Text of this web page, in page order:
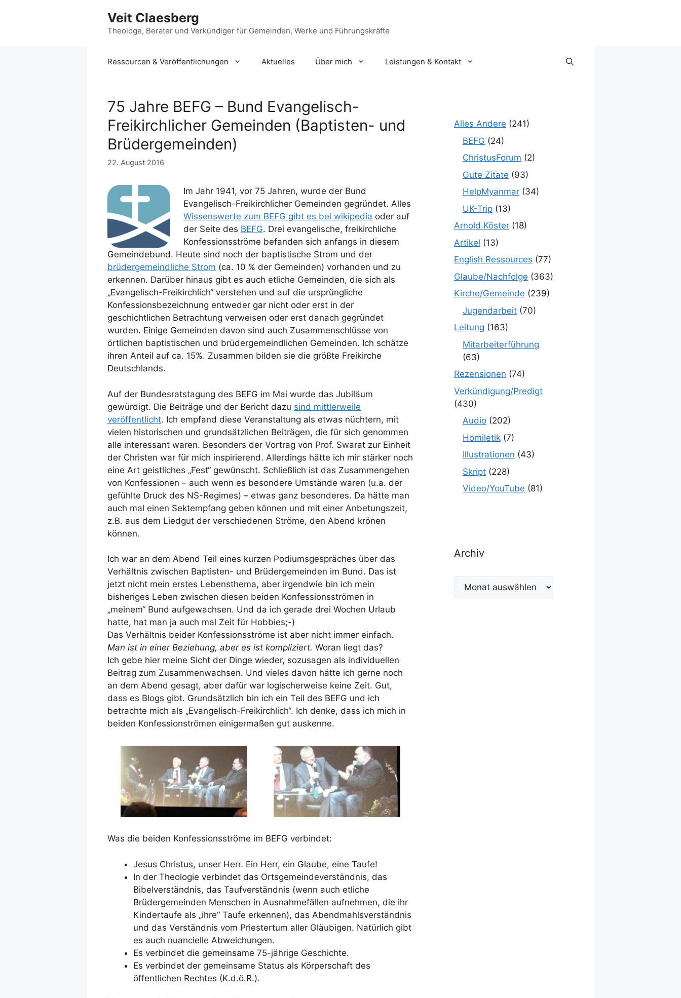
Veit Claesberg
Theologe, Berater und Verkündiger für Gemeinden, Werke und Führungskräfte
Ressourcen & Veröffentlichungen Aktuelles Über mich Leistungen & Kontakt
75 Jahre BEFG – Bund Evangelisch-
Freikirchlicher Gemeinden (Baptisten- und
Brüdergemeinden)
22. August 2016
Im Jahr 1941, vor 75 Jahren, wurde der Bund
Evangelisch-Freikirchlicher Gemeinden gegründet. Alles
Wissenswerte zum BEFG gibt es bei wikipedia oder auf
der Seite des BEFG. Drei evangelische, freikirchliche
Konfessionsströme befanden sich anfangs in diesem
Gemeindebund. Heute sind noch der baptistische Strom und der
brüdergemeindliche Strom (ca. 10 % der Gemeinden) vorhanden und zu
erkennen. Darüber hinaus gibt es auch etliche Gemeinden, die sich als
„Evangelisch-Freikirchlich“ verstehen und auf die ursprüngliche
Konfessionsbezeichnung entweder gar nicht oder erst in der
geschichtlichen Betrachtung verweisen oder erst danach gegründet
wurden. Einige Gemeinden davon sind auch Zusammenschlüsse von
örtlichen baptistischen und brüdergemeindlichen Gemeinden. Ich schätze
ihren Anteil auf ca. 15%. Zusammen bilden sie die größte Freikirche
Deutschlands.
Auf der Bundesratstagung des BEFG im Mai wurde das Jubiläum
gewürdigt. Die Beiträge und der Bericht dazu sind mittlerweile
veröffentlicht. Ich empfand diese Veranstaltung als etwas nüchtern, mit
vielen historischen und grundsätzlichen Beiträgen, die für sich genommen
alle interessant waren. Besonders der Vortrag von Prof. Swarat zur Einheit
der Christen war für mich inspirierend. Allerdings hätte ich mir stärker noch
eine Art geistliches „Fest“ gewünscht. Schließlich ist das Zusammengehen
von Konfessionen – auch wenn es besondere Umstände waren (u.a. der
gefühlte Druck des NS-Regimes) – etwas ganz besonderes. Da hätte man
auch mal einen Sektempfang geben können und mit einer Anbetungszeit,
z.B. aus dem Liedgut der verschiedenen Ströme, den Abend krönen
können.
Ich war an dem Abend Teil eines kurzen Podiumsgespräches über das
Verhältnis zwischen Baptisten- und Brüdergemeinden im Bund. Das ist
jetzt nicht mein erstes Lebensthema, aber irgendwie bin ich mein
bisheriges Leben zwischen diesen beiden Konfessionsströmen in
„meinem“ Bund aufgewachsen. Und da ich gerade drei Wochen Urlaub
hatte, hat man ja auch mal Zeit für Hobbies;-)
Das Verhältnis beider Konfessionsströme ist aber nicht immer einfach.
Man ist in einer Beziehung, aber es ist kompliziert. Woran liegt das?
Ich gebe hier meine Sicht der Dinge wieder, sozusagen als individuellen
Beitrag zum Zusammenwachsen. Und vieles davon hätte ich gerne noch
an dem Abend gesagt, aber dafür war logischerweise keine Zeit. Gut,
dass es Blogs gibt. Grundsätzlich bin ich ein Teil des BEFG und ich
betrachte mich als „Evangelisch-Freikirchlich“. Ich denke, dass ich mich in
beiden Konfessionströmen einigermaßen gut auskenne.
Was die beiden Konfessionsströme im BEFG verbindet:
Jesus Christus, unser Herr. Ein Herr, ein Glaube, eine Taufe!
In der Theologie verbindet das Ortsgemeindeverständnis, das
Bibelverständnis, das Taufverständnis (wenn auch etliche
Brüdergemeinden Menschen in Ausnahmefällen aufnehmen, die ihr
Kindertaufe als „ihre“ Taufe erkennen), das Abendmahlsverständnis
und das Verständnis vom Priestertum aller Gläubigen. Natürlich gibt
es auch nuancielle Abweichungen.
Es verbindet die gemeinsame 75-jährige Geschichte.
Es verbindet der gemeinsame Status als Körperschaft des
öffentlichen Rechtes (K.d.ö.R.).
Alles Andere (241)
BEFG (24)
ChristusForum (2)
Gute Zitate (93)
HelpMyanmar (34)
UK-Trip (13)
Arnold Köster (18)
Artikel (13)
English Ressources (77)
Glaube/Nachfolge (363)
Kirche/Gemeinde (239)
Jugendarbeit (70)
Leitung (163)
Mitarbeiterführung
(63)
Rezensionen (74)
Verkündigung/Predigt
(430)
Audio (202)
Homiletik (7)
Illustrationen (43)
Skript (228)
Video/YouTube (81)
Archiv
Archiv